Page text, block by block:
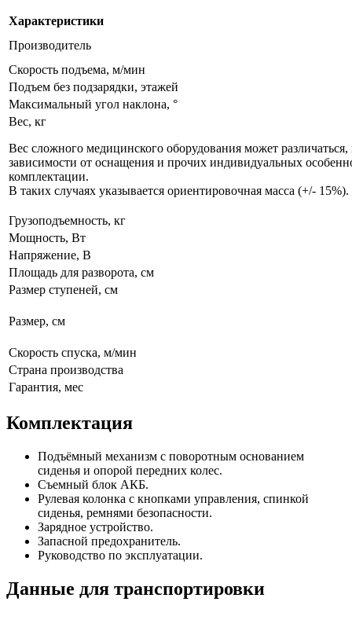
Характеристики
Производитель
Скорость подъема, м/мин
Подъем без подзарядки, этажей
Максимальный угол наклона, °
Вес, кг
Вес сложного медицинского оборудования может различаться,
зависимости от оснащения и прочих индивидуальных
комплектации.
В таких случаях указывается ориентировочная масса (+/- 15%).
Грузоподъемность, кг
Мощность, Вт
Напряжение, В
Площадь для разворота, см
Размер ступеней, см
Размер, см
Скорость спуска, м/мин
Страна производства
Гарантия, мес
Комплектация
Подъёмный механизм с поворотным основанием
сиденья и опорой передних колес.
Съемный блок АКБ.
Рулевая колонка с кнопками управления, спинкой
сиденья, ремнями безопасности.
Зарядное устройство.
Запасной предохранитель.
Руководство по эксплуатации.
Данные для транспортировки